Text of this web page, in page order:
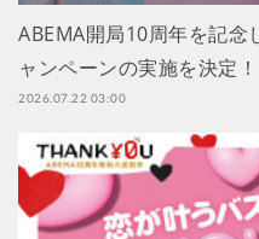
ABEMA開局10周年を記念
ャンペーンの実施を決定！
2026.07.22 03:00